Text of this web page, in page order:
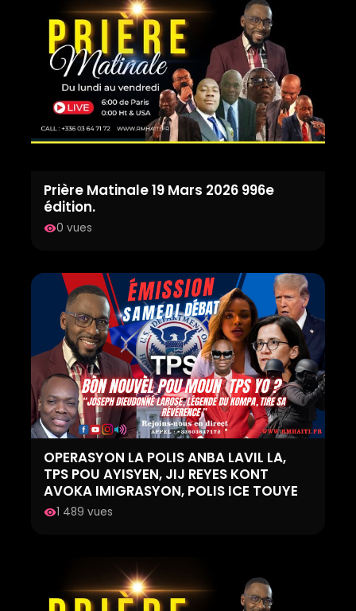
Prière Matinale 19 Mars 2026 996e
édition.
visibility0 vues
OPERASYON LA POLIS ANBA LAVIL LA,
TPS POU AYISYEN, JIJ REYES KONT
AVOKA IMIGRASYON, POLIS ICE TOUYE
visibility1 489 vues